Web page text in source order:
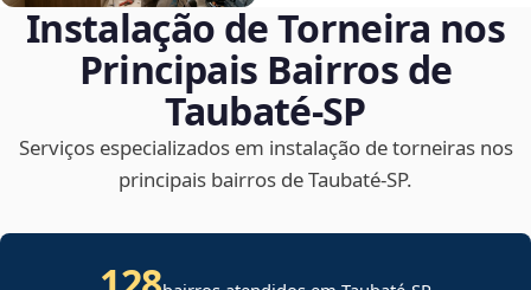
Instalação de Torneira nos
Principais Bairros de
Taubaté‑SP
Serviços especializados em instalação de torneiras nos
principais bairros de Taubaté‑SP.